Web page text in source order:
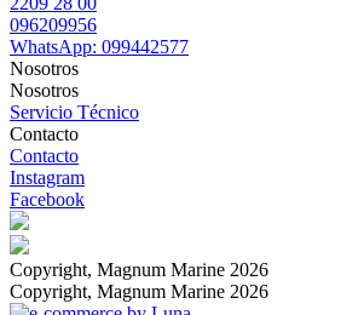
096209956
WhatsApp: 099442577
Nosotros
Nosotros
Servicio Técnico
Contacto
Contacto
Instagram
Facebook
Copyright, Magnum Marine 2026
Copyright, Magnum Marine 2026